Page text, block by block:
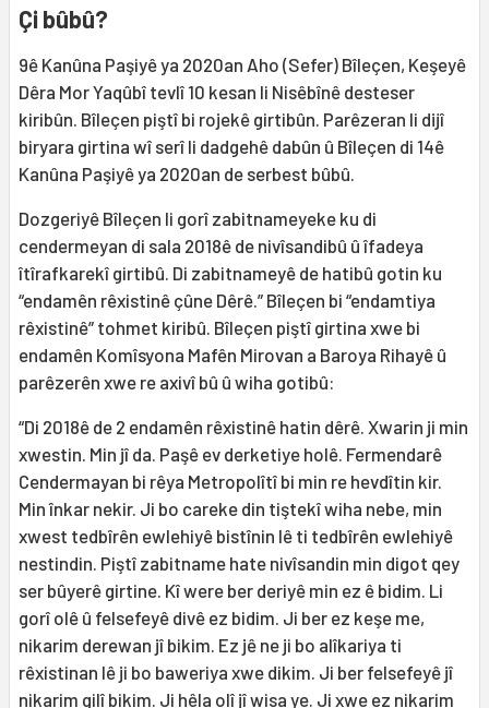
Çi bûbû?
9ê Kanûna Paşiyê ya 2020an Aho (Sefer) Bîleçen, Keşeyê
Dêra Mor Yaqûbî tevlî 10 kesan li Nisêbînê desteser
kiribûn. Bîleçen piştî bi rojekê girtibûn. Parêzeran li dijî
biryara girtina wî serî li dadgehê dabûn û Bîleçen di 14ê
Kanûna Paşiyê ya 2020an de serbest bûbû.
Dozgeriyê Bîleçen li gorî zabitnameyeke ku di
cendermeyan di sala 2018ê de nivîsandibû û îfadeya
îtîrafkarekî girtibû. Di zabitnameyê de hatibû gotin ku
“endamên rêxistinê çûne Dêrê.” Bîleçen bi “endamtiya
rêxistinê” tohmet kiribû. Bîleçen piştî girtina xwe bi
endamên Komîsyona Mafên Mirovan a Baroya Rihayê û
parêzerên xwe re axivî bû û wiha gotibû:
“Di 2018ê de 2 endamên rêxistinê hatin dêrê. Xwarin ji min
xwestin. Min jî da. Paşê ev derketiye holê. Fermendarê
Cendermayan bi rêya Metropolîtî bi min re hevdîtin kir.
Min înkar nekir. Ji bo careke din tiştekî wiha nebe, min
xwest tedbîrên ewlehiyê bistînin lê ti tedbîrên ewlehiyê
nestindin. Piştî zabitname hate nivîsandin min digot qey
ser bûyerê girtine. Kî were ber deriyê min ez ê bidim. Li
gorî olê û felsefeyê divê ez bidim. Ji ber ez keşe me,
nikarim derewan jî bikim. Ez jê ne ji bo alîkariya ti
rêxistinan lê ji bo baweriya xwe dikim. Ji ber felsefeyê jî
nikarim gilî bikim. Ji hêla olî jî wisa ye. Ji xwe ez nikarim